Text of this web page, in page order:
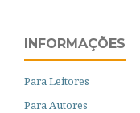
INFORMAÇÕES
Para Leitores
Para Autores